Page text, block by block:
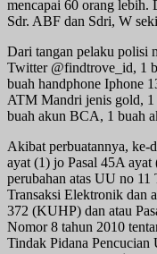
mencapai 60 orang lebih.
Sdr. ABF dan Sdri, W
Dari tangan pelaku polisi
Twitter @findtrove_id, 1
buah handphone Iphone
ATM Mandri jenis gold,
buah akun BCA, 1 buah
Akibat perbuatannya, ke-
ayat (1) jo Pasal 45A
perubahan atas UU no 11
Transaksi Elektronik dan
372 (KUHP) dan atau
Nomor 8 tahun 2010
Tindak Pidana Pencucian